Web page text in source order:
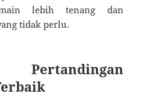
lebih tenang dan
tidak perlu.
Pertandingan